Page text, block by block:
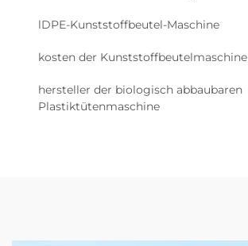
lDPE-Kunststoffbeutel-Maschine
kosten der Kunststoffbeutelmaschine
hersteller der biologisch abbaubaren
Plastiktütenmaschine